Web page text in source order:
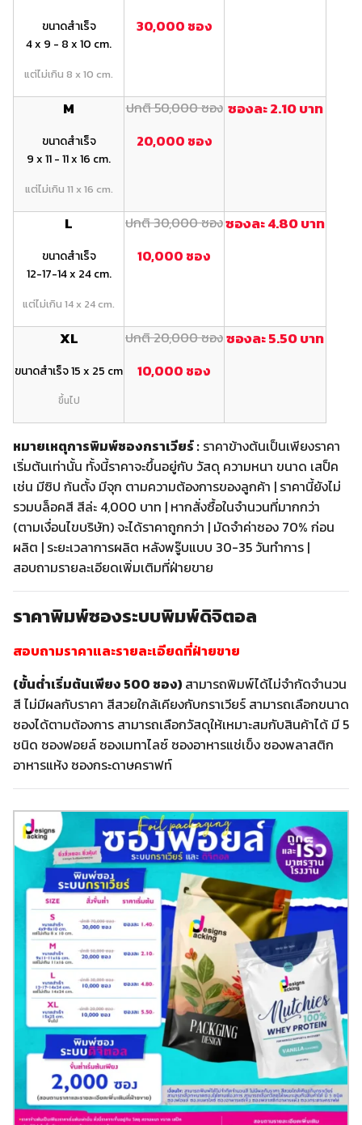
ขนาดสำเร็จ
4 x 9 - 8 x 10 cm.
แต่ไม่เกิน 8 x 10 cm.
30,000 ซอง
M
ขนาดสำเร็จ
9 x 11 - 11 x 16 cm.
แต่ไม่เกิน 11 x 16 cm.
ปกติ 50,000 ซอง
20,000 ซอง
ซองละ 2.10 บาท
L
ขนาดสำเร็จ
12-17-14 x 24 cm.
แต่ไม่เกิน 14 x 24 cm.
ปกติ 30,000 ซอง
10,000 ซอง
ซองละ 4.80 บาท
XL
ขนาดสำเร็จ 15 x 25 cm
ขึ้นไป
ปกติ 20,000 ซอง
10,000 ซอง
ซองละ 5.50 บาท
หมายเหตุการพิมพ์ซองกราเวียร์ : ราคาข้างต้นเป็นเพียงราคา
เริ่มต้นเท่านั้น ทั้งนี้ราคาจะขึ้นอยู่กับ วัสดุ ความหนา ขนาด เสป็ค
เช่น มีซิป ก้นตั้ง มีจุก ตามความต้องการของลูกค้า | ราคานี้ยังไม่
รวมบล็อคสี สีล่ะ 4,000 บาท | หากสั่งซื้อในจำนวนที่มากกว่า
(ตามเงื่อนไขบริษัท) จะได้ราคาถูกกว่า | มัดจำค่าซอง 70% ก่อน
ผลิต | ระยะเวลาการผลิต หลังพรู๊บแบบ 30-35 วันทำการ |
สอบถามรายละเอียดเพิ่มเติมที่ฝ่ายขาย
ราคาพิมพ์ซองระบบพิมพ์ดิจิตอล
สอบถามราคาและรายละเอียดที่ฝ่ายขาย
(ขั้นต่ำเริ่มต้นเพียง 500 ซอง) สามารถพิมพ์ได้ไม่จำกัดจำนวน
สี ไม่มีผลกับราคา สีสวยใกล้เคียงกับกราเวียร์ สามารถเลือกขนาด
ซองได้ตามต้องการ สามารถเลือกวัสดุให้เหมาะสมกับสินค้าได้ มี 5
ชนิด ซองฟอยล์ ซองเมทาไลซ์ ซองอาหารแช่เข็ง ซองพลาสติก
อาหารแห้ง ซองกระดาษคราฟท์